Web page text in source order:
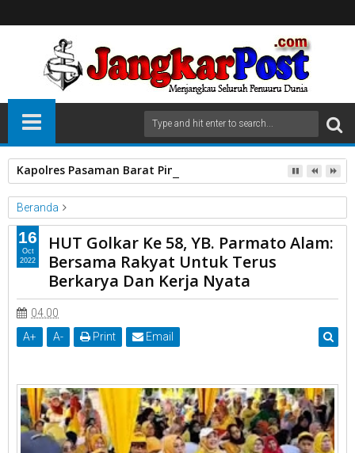
Kapolres Pasaman Barat Pimpin Serah Terima Jabatan PJU
Beranda
Anggota DPRD
HUT Golkar 58
Kota Payakumbuh
YB.Dt.Parmato Alam
HUT Golkar Ke 58, YB. Parmato Alam: Bersama Rakyat Untuk
Terus Berkarya Dan Kerja Nyata
HUT Golkar Ke 58, YB. Parmato Alam:
Bersama Rakyat Untuk Terus
Berkarya Dan Kerja Nyata
04.00
A+ A- Print Email
16
Oct
2022